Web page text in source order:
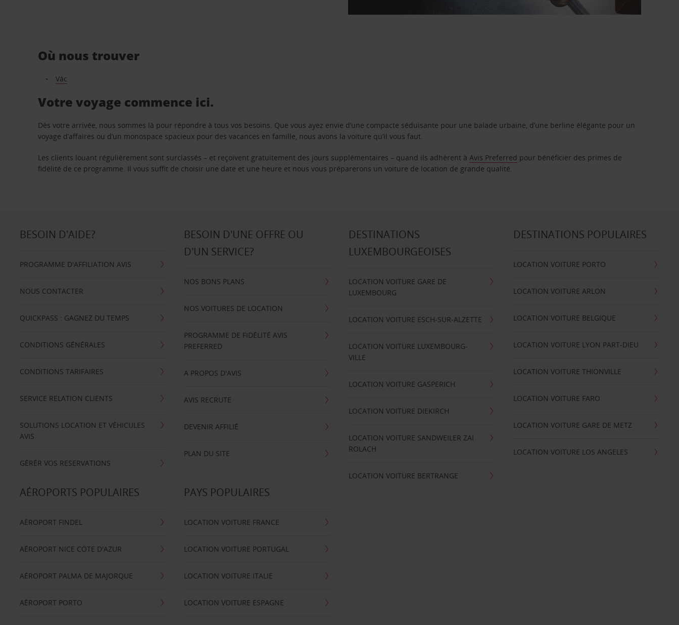
Où nous trouver
Vác
Votre voyage commence ici.
Dès votre arrivée, nous sommes là pour répondre à tous vos besoins. Que vous ayez envie d’une compacte séduisante pour une balade urbaine, d’une berline élégante pour un
voyage d’affaires ou d’un monospace spacieux pour des vacances en famille, nous avons la voiture qu’il vous faut.
Les clients louant régulièrement sont surclassés – et reçoivent gratuitement des jours supplémentaires – quand ils adhèrent àAvis Preferred pour bénéficier des primes de
fidélité de ce programme. Il vous suffit de choisir une date et une heure et nous vous préparerons un voiture de location de grande qualité.
BESOIN D'AIDE?
PROGRAMME D'AFFILIATION AVIS
NOUS CONTACTER
QUICKPASS : GAGNEZ DU TEMPS
CONDITIONS GÉNÉRALES
CONDITIONS TARIFAIRES
SERVICE RELATION CLIENTS
SOLUTIONS LOCATION ET VÉHICULES
AVIS
GÉRÉR VOS RESERVATIONS
BESOIN D'UNE OFFRE OU
D'UN SERVICE?
NOS BONS PLANS
NOS VOITURES DE LOCATION
PROGRAMME DE FIDÉLITÉ AVIS
PREFERRED
A PROPOS D'AVIS
AVIS RECRUTE
DEVENIR AFFILIÉ
PLAN DU SITE
DESTINATIONS
LUXEMBOURGEOISES
LOCATION VOITURE GARE DE
LUXEMBOURG
LOCATION VOITURE ESCH-SUR-ALZETTE
LOCATION VOITURE LUXEMBOURG-
VILLE
LOCATION VOITURE GASPERICH
LOCATION VOITURE DIEKIRCH
LOCATION VOITURE SANDWEILER ZAI
ROLACH
LOCATION VOITURE BERTRANGE
DESTINATIONS POPULAIRES
LOCATION VOITURE PORTO
LOCATION VOITURE ARLON
LOCATION VOITURE BELGIQUE
LOCATION VOITURE LYON PART-DIEU
LOCATION VOITURE THIONVILLE
LOCATION VOITURE FARO
LOCATION VOITURE GARE DE METZ
LOCATION VOITURE LOS ANGELES
AÉROPORTS POPULAIRES
AÉROPORT FINDEL
AÉROPORT NICE CÖTE D'AZUR
AÉROPORT PALMA DE MAJORQUE
AÉROPORT PORTO
PAYS POPULAIRES
LOCATION VOITURE FRANCE
LOCATION VOITURE PORTUGAL
LOCATION VOITURE ITALIE
LOCATION VOITURE ESPAGNE